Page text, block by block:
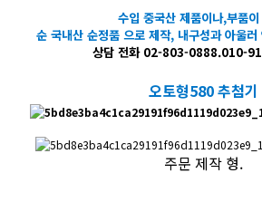
수입 중국산 제품이나,부품
순 국내산 순정품 으로 제작, 내구성과 아울
상담 전화 02-803-0888.010-
오토형580 추첨기
주문 제작 형.